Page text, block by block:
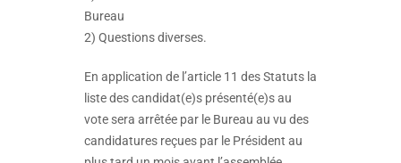
Bureau
2) Questions diverses.
En application de l’article 11 des Statuts la
liste des candidat(e)s présenté(e)s au
vote sera arrêtée par le Bureau au vu des
candidatures reçues par le Président au